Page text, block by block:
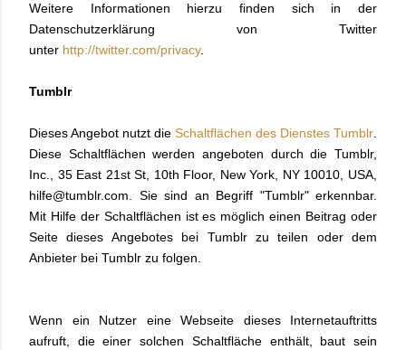
Weitere Informationen hierzu finden sich in der
Datenschutzerklärung von Twitter
unter http://twitter.com/privacy.
Tumblr
Dieses Angebot nutzt die Schaltflächen des Dienstes Tumblr
Diese Schaltflächen werden angeboten durch die Tumblr,
Inc., 35 East 21st St, 10th Floor, New York, NY 10010, USA,
hilfe@tumblr.com. Sie sind an Begriff "Tumblr" erkennbar.
Mit Hilfe der Schaltflächen ist es möglich einen Beitrag oder
Seite dieses Angebotes bei Tumblr zu teilen oder dem
Anbieter bei Tumblr zu folgen.
Wenn ein Nutzer eine Webseite dieses Internetauftritts
aufruft, die einer solchen Schaltfläche enthält, baut sein